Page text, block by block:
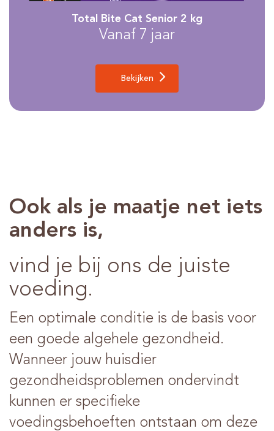
Total Bite Cat Senior 2 kg
Vanaf 7 jaar
Bekijken
Ook als je maatje net iets
anders is,
vind je bij ons de juiste
voeding.
Een optimale conditie is de basis voor
een goede algehele gezondheid.
Wanneer jouw huisdier
gezondheidsproblemen ondervindt
kunnen er specifieke
voedingsbehoeften ontstaan om deze